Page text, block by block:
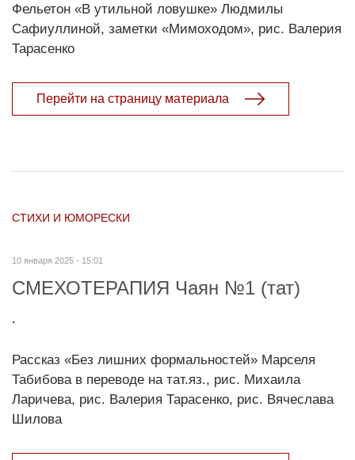
Фельетон «В утильной ловушке» Людмилы
Сафиуллиной, заметки «Мимоходом», рис. Валерия
Тарасенко
Перейти на страницу материала
СТИХИ И ЮМОРЕСКИ
10 января 2025 - 15:01
СМЕХОТЕРАПИЯ Чаян №1 (тат)
.
Рассказ «Без лишних формальностей» Марселя
Табибова в переводе на тат.яз., рис. Михаила
Ларичева, рис. Валерия Тарасенко, рис. Вячеслава
Шилова